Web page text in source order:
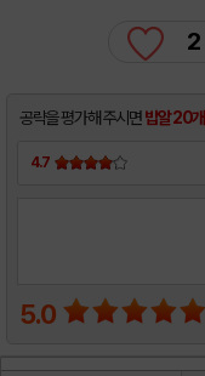
2
공략을 평가해 주시면밥알 20개
4.7
5.0